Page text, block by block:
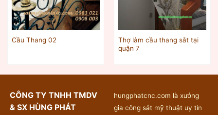
Cầu Thang 02
Thợ làm cầu thang sắt tại
quận 7
CÔNG TY TNHH TMDV
& SX HÙNG PHÁT
hungphatcnc.com là xưởng
gia công sắt mỹ thuật uy tín